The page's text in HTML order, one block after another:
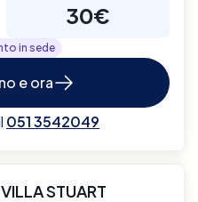
30€
in sede
e ora
051 3542049
STUART